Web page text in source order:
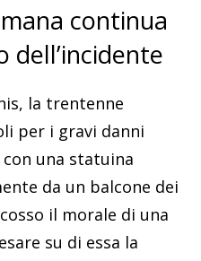
continua
dell’incidente
la trentenne
per i gravi danni
una statuina
da un balcone dei
il morale di una
su di essa la